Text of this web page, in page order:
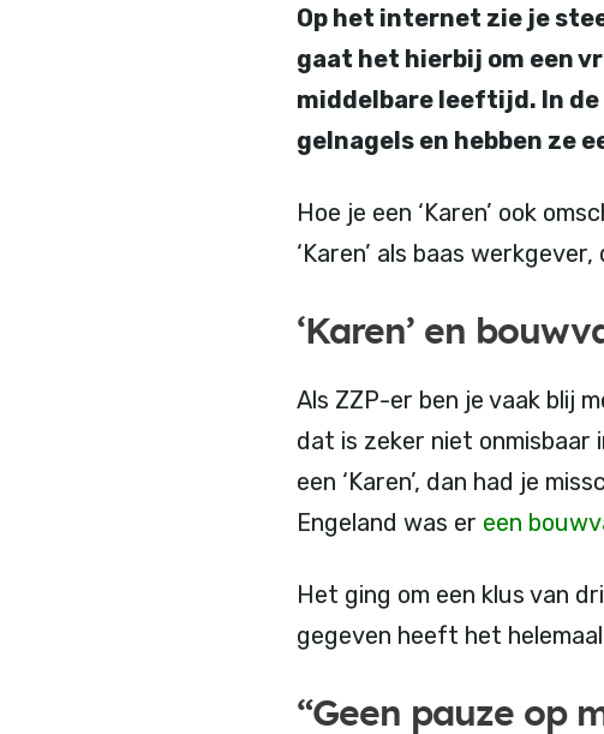
Op het internet zie je
gaat het hierbij om een
middelbare leeftijd. In de
gelnagels en hebben ze
Hoe je een ‘Karen’ ook
‘Karen’ als baas
‘Karen’ en
Als ZZP-er ben je vaak blij
dat is zeker niet onmisbaar
een ‘Karen’, dan had je
Engeland was er een
Het ging om een klus van
gegeven heeft het
“Geen pauze op